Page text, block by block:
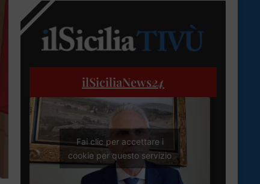
ilSiciliaNews24
Fai clic per accettare i
cookie per questo servizio